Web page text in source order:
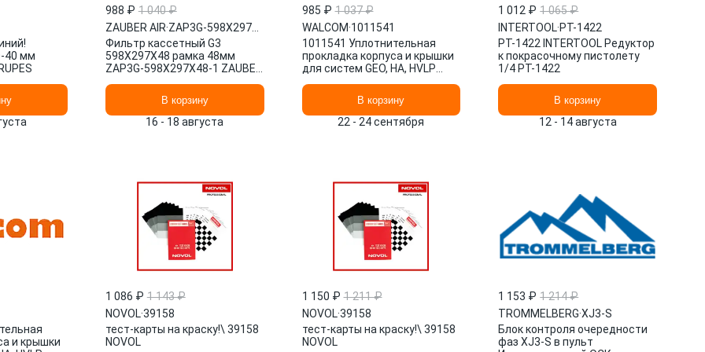
40 мм
988 ₽ 1 040 ₽
ZAUBER AIR·
ZAP3G-598X297X48-1
Фильтр кассетный G3
598Х297Х48 рамка 48мм
ZAP3G-598X297X48-1 ZAUBER
В корзину
16 - 18 августа
985 ₽ 1 037 ₽
WALCOM·1011541
1011541 Уплотнительная
прокладка корпуса и крышки
для систем GEO, HA, HVLP
В корзину
22 - 24 сентября
1 012 ₽ 1 065 ₽
INTERTOOL·PT-1422
PT-1422 INTERTOOL Редуктор
к покрасочному пистолету
1/4 PT-1422
В корзину
12 - 14 августа
и крышки
1 086 ₽ 1 143 ₽
NOVOL·39158
тест-карты на краску!\ 39158
NOVOL
1 150 ₽ 1 211 ₽
NOVOL·39158
тест-карты на краску!\ 39158
NOVOL
1 153 ₽ 1 214 ₽
TROMMELBERG·XJ3-S
Блок контроля очередности
фаз XJ3-S в пульт